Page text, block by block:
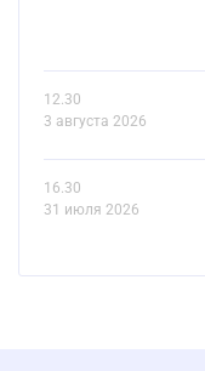
12.30
3 августа 2026
16.30
31 июля 2026